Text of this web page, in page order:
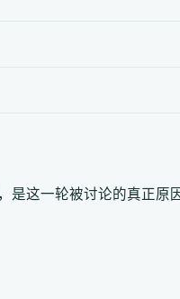
是这一轮被讨论的真正原